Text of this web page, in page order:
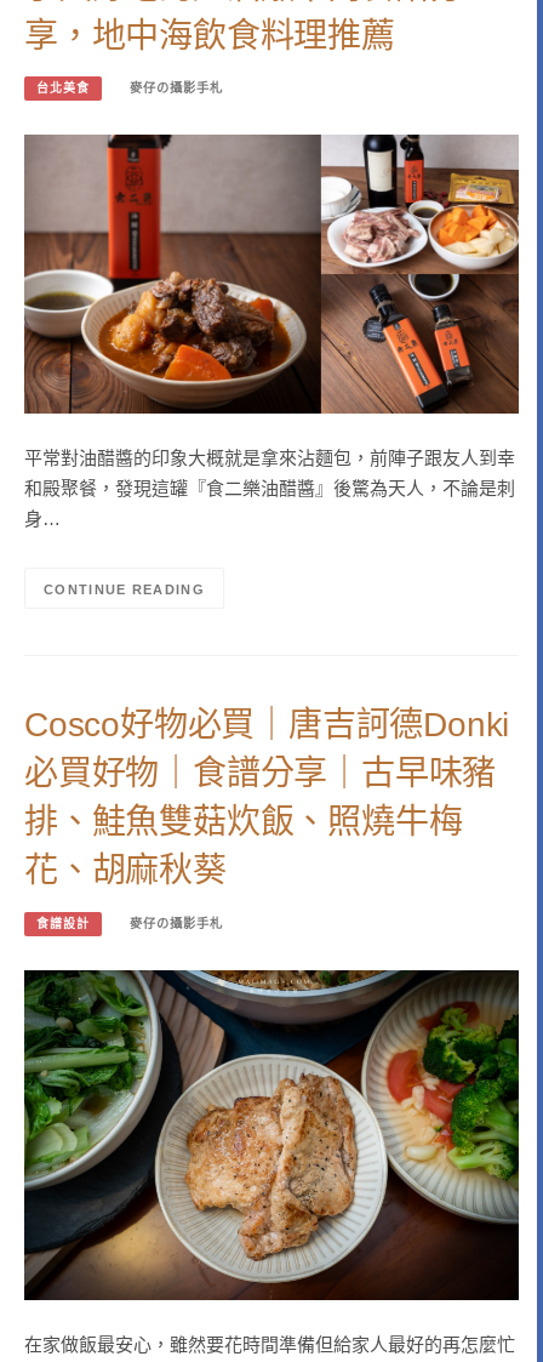
享，地中海飲食料理推薦
台北美食 麥仔の攝影手札
平常對油醋醬的印象大概就是拿來沾麵包，前陣子跟友人到幸
和殿聚餐，發現這罐『食二樂油醋醬』後驚為天人，不論是刺
身…
CONTINUE READING
Cosco好物必買｜唐吉訶德Donki
必買好物｜食譜分享｜古早味豬
排、鮭魚雙菇炊飯、照燒牛梅
花、胡麻秋葵
食譜設計 麥仔の攝影手札
在家做飯最安心，雖然要花時間準備但給家人最好的再怎麼忙